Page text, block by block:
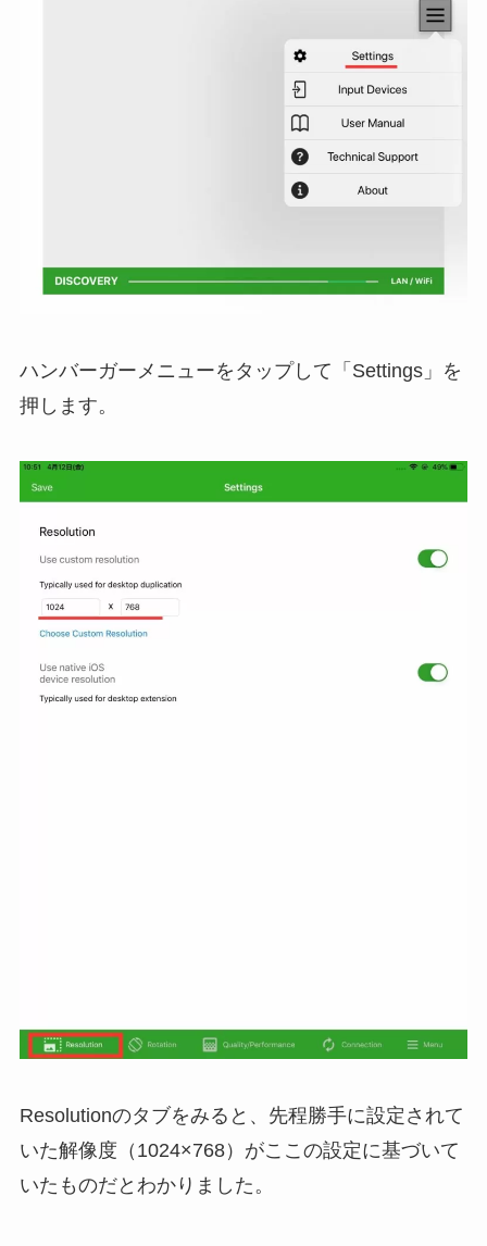
ハンバーガーメニューをタップして「Settings」を
押します。
Resolutionのタブをみると、先程勝手に設定されて
いた解像度（1024×768）がここの設定に基づいて
いたものだとわかりました。